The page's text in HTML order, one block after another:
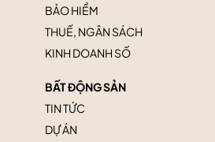
BẢO HIỂM
THUẾ, NGÂN SÁCH
KINH DOANH SỐ
BẤT ĐỘNG SẢN
TIN TỨC
DỰ ÁN